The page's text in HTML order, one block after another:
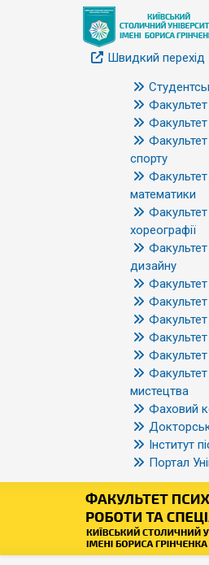
Швидкий перехід
Факультет
спорту
Факультет
математики
хореографії
дизайну
Факультет
Факультет
Факультет
мистецтва
Фаховий
Інститут
Портал